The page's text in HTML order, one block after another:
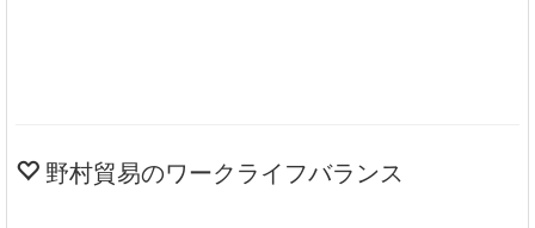
野村貿易のワークライフバランス